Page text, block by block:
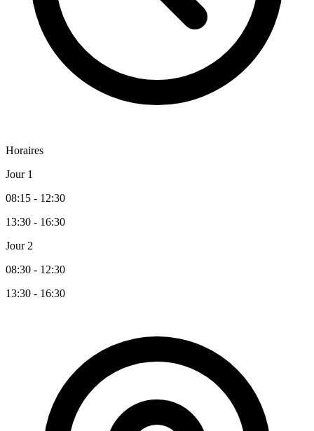
Horaires
Jour 1
08:15 - 12:30
13:30 - 16:30
Jour 2
08:30 - 12:30
13:30 - 16:30